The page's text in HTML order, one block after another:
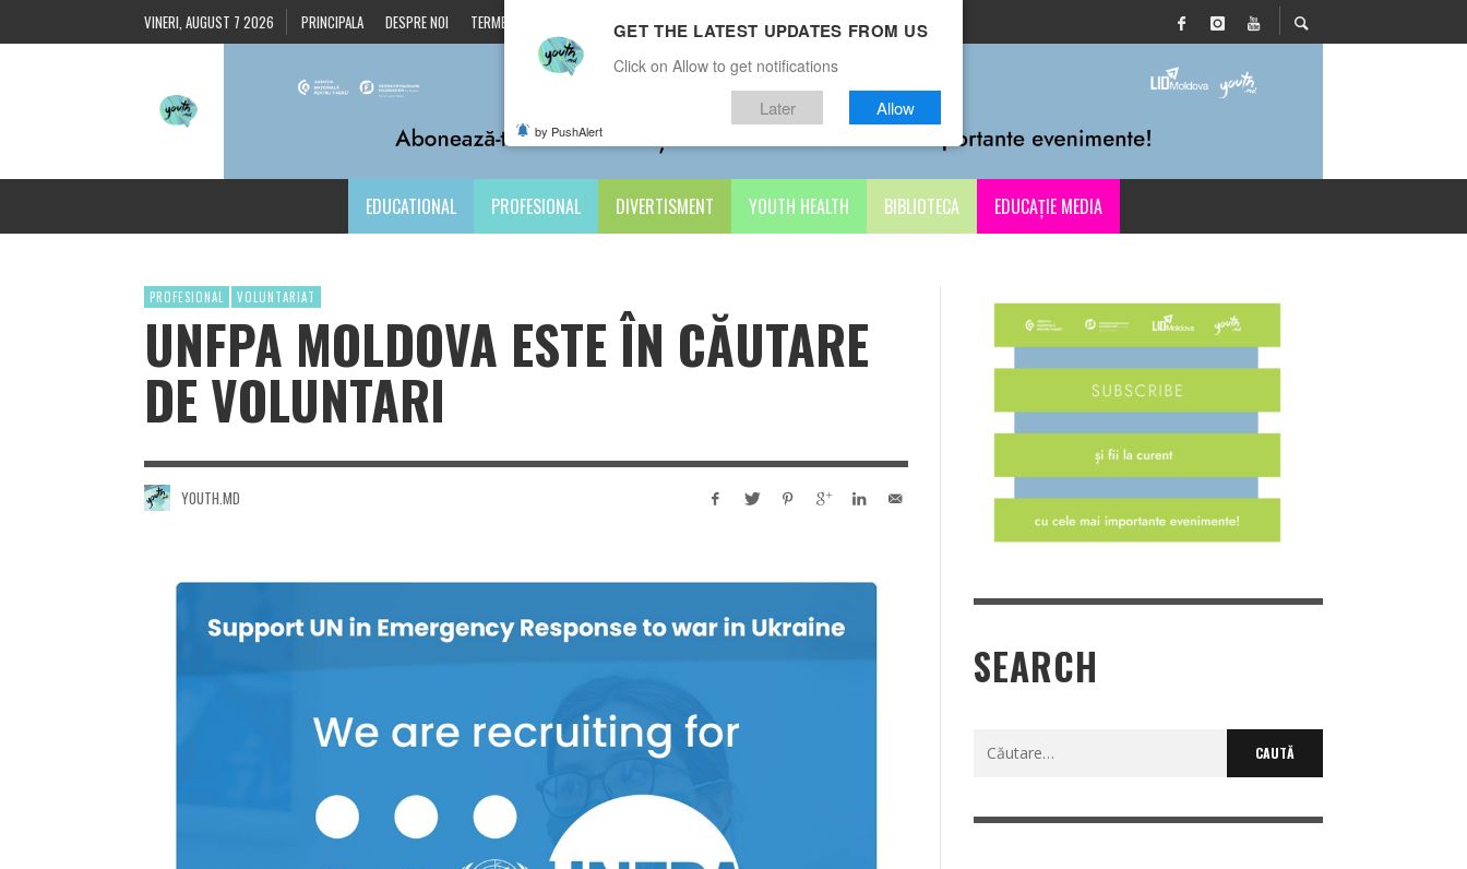
VINERI, AUGUST 7 2026 PRINCIPALA DESPRE NOI TERMENI ȘI CONDIȚII CONTACTE
EDUCATIONAL PROFESIONAL DIVERTISMENT YOUTH HEALTH BIBLIOTECA EDUCAȚIE MEDIA
PROFESIONAL VOLUNTARIAT
UNFPA MOLDOVA ESTE ÎN CĂUTARE
DE VOLUNTARI
YOUTH.MD
SEARCH
Caută
GET THE LATEST UPDATES FROM US
Click on Allow to get notifications
Later Allow
by PushAlert